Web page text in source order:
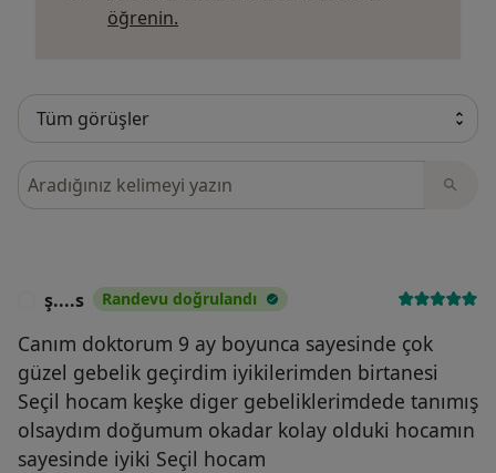
öğrenin.
Görüşler içerisinde ara
ş....s Randevu doğrulandı
Canım doktorum 9 ay boyunca sayesinde çok
güzel gebelik geçirdim iyikilerimden birtanesi
Seçil hocam keşke diger gebeliklerimdede tanımış
olsaydım doğumum okadar kolay olduki hocamın
sayesinde iyiki Seçil hocam